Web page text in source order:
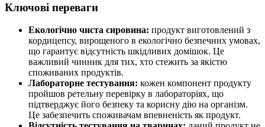
Ключові переваги
Екологічно чиста сировина: продукт виготовлений з
кордицепсу, вирощеного в екологічно безпечних умовах,
що гарантує відсутність шкідливих домішок. Це
важливий чинник для тих, хто стежить за якістю
споживаних продуктів.
Лабораторне тестування: кожен компонент продукту
пройшов ретельну перевірку в лабораторіях, що
підтверджує його безпеку та корисну дію на організм.
Це забезпечить споживачам впевненість як продукт.